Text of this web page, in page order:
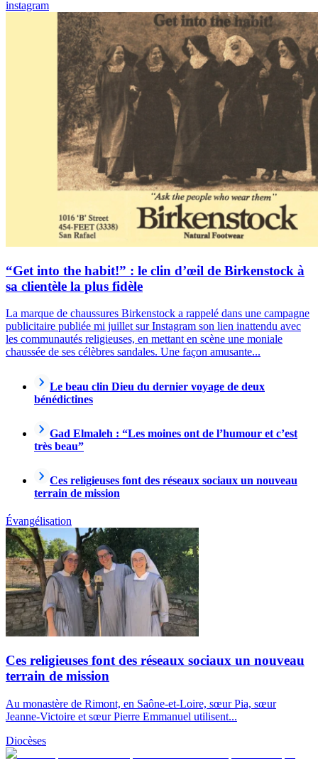
instagram
“Get into the habit!” : le clin d’œil de Birkenstock à
sa clientèle la plus fidèle
La marque de chaussures Birkenstock a rappelé dans une campagne
publicitaire publiée mi juillet sur Instagram son lien inattendu avec
les communautés religieuses, en mettant en scène une moniale
chaussée de ses célèbres sandales. Une façon amusante...
Le beau clin Dieu du dernier voyage de deux
bénédictines
Gad Elmaleh : “Les moines ont de l’humour et c’est
très beau”
Ces religieuses font des réseaux sociaux un nouveau
terrain de mission
Évangélisation
Ces religieuses font des réseaux sociaux un nouveau
terrain de mission
Au monastère de Rimont, en Saône-et-Loire, sœur Pia, sœur
Jeanne-Victoire et sœur Pierre Emmanuel utilisent...
Diocèses